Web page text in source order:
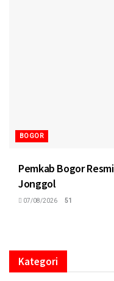
BOGOR
Pemkab Bogor
Jonggol
07/08/2026 51
Kategori